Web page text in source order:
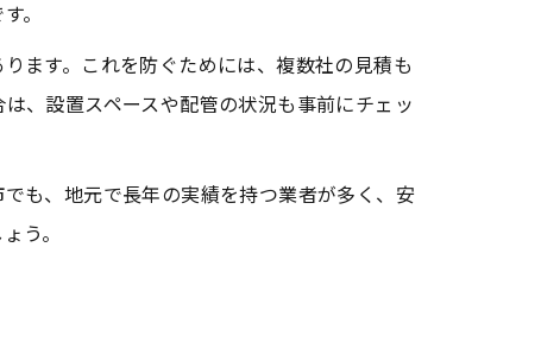
。
ます。これを防ぐためには、複数社の見積も
、設置スペースや配管の状況も事前にチェッ
も、地元で長年の実績を持つ業者が多く、安
う。